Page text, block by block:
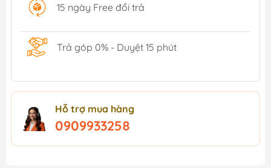
15 ngày Free đổi trả
Trả góp 0% - Duyệt 15 phút
Hỗ trợ mua hàng
0909933258